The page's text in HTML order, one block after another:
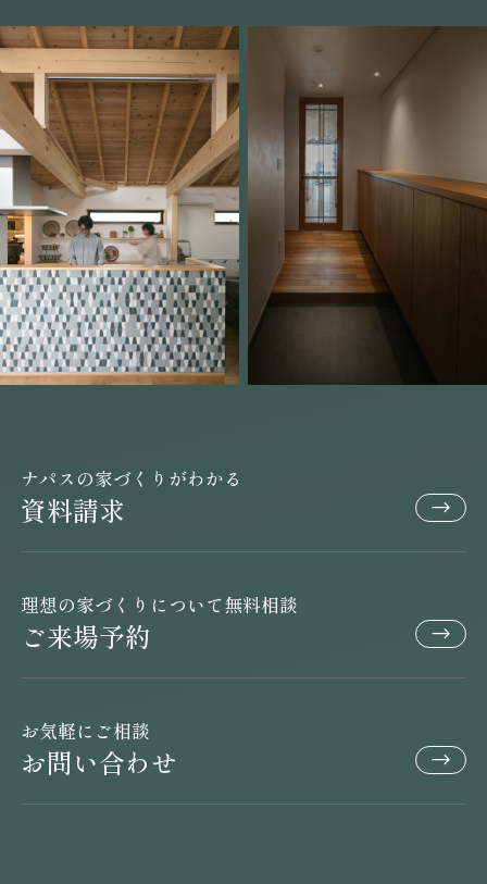
ナパスの家づくりがわかる
資料請求
理想の家づくりについて無料相談
ご来場予約
お気軽にご相談
お問い合わせ